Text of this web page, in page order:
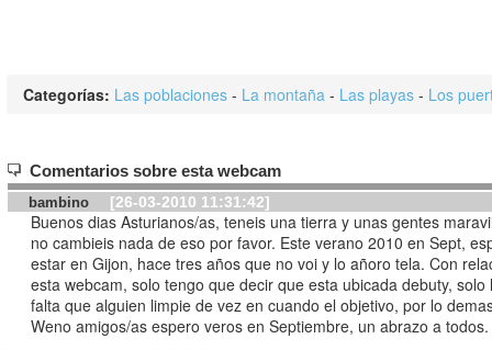
Categorías: Las poblaciones - La montaña - Las playas - Los
Comentarios sobre esta webcam
bambino [26-03-2010 11:31:42]
Buenos dias Asturianos/as, teneis una tierra y unas gentes
no cambieis nada de eso por favor. Este verano 2010 en Sept,
estar en Gijon, hace tres años que no voi y lo añoro tela. Con relacion a
esta webcam, solo tengo que decir que esta ubicada debuty, solo
falta que alguien limpie de vez en cuando el objetivo, por lo
Weno amigos/as espero veros en Septiembre, un abrazo a todos.